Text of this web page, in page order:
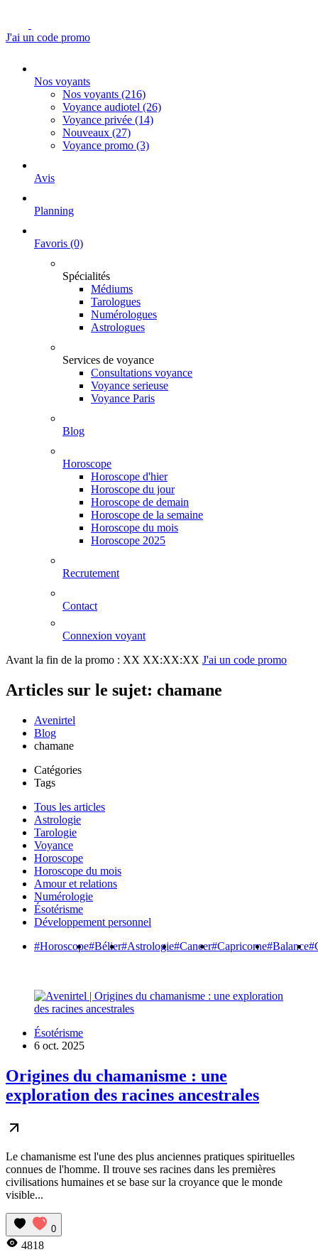
J'ai un code promo
Nos voyants
Nos voyants (216)
Voyance audiotel (26)
Voyance privée (14)
Nouveaux (27)
Voyance promo (3)
Avis
Planning
Favoris (0)
Spécialités
Médiums
Tarologues
Numérologues
Astrologues
Services de voyance
Consultations voyance
Voyance serieuse
Voyance Paris
Blog
Horoscope
Horoscope d'hier
Horoscope du jour
Horoscope de demain
Horoscope de la semaine
Horoscope du mois
Horoscope 2025
Recrutement
Contact
Connexion voyant
Avant la fin de la promo : XX XX:XX:XX J'ai un code promo
Articles sur le sujet: chamane
Avenirtel
Blog
chamane
Catégories
Tags
Tous les articles
Astrologie
Tarologie
Voyance
Horoscope
Horoscope du mois
Amour et relations
Numérologie
Ésotérisme
Développement personnel
#Horoscope#Bélier#Astrologie#Cancer#Capricorne#Balance
Ésotérisme
6 oct. 2025
Origines du chamanisme : une
exploration des racines ancestrales
Le chamanisme est l'une des plus anciennes pratiques spirituelles
connues de l'homme. Il trouve ses racines dans les premières
civilisations humaines et se base sur la croyance que le monde
visible...
0
4818